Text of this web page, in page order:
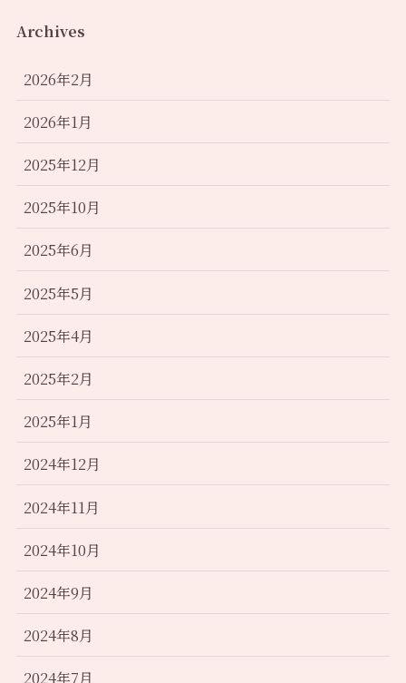
Archives
2026年2月
2026年1月
2025年12月
2025年10月
2025年6月
2025年5月
2025年4月
2025年2月
2025年1月
2024年12月
2024年11月
2024年10月
2024年9月
2024年8月
2024年7月